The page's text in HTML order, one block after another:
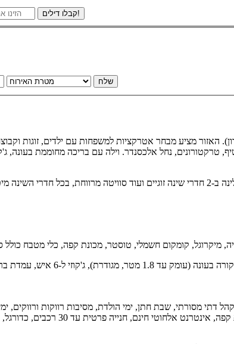
קבלו דילים!
שלח
האזור מציע מבחר אטרקציות למשפחות עם ילדים, זוגות
האטרקציה המרכזית היא חצר
יתרונות בולטים : בריכה פרטית